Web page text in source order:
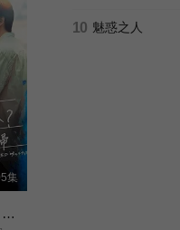
集
要再做一次夫妇吗？～伪装夫妇～
10 魅惑之人